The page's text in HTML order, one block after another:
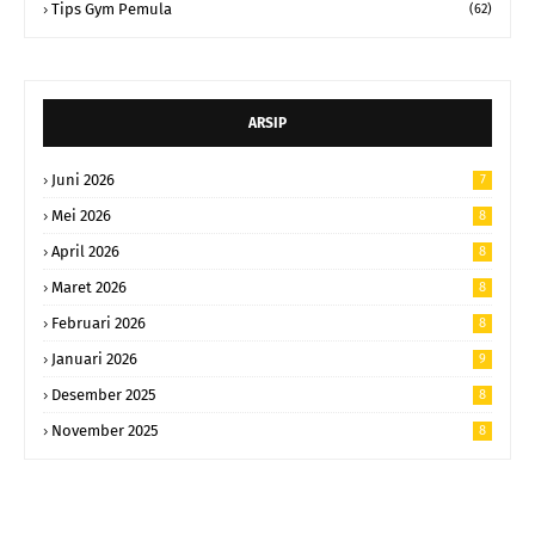
Tips Gym Pemula (62)
ARSIP
Juni 2026 7
Mei 2026 8
April 2026 8
Maret 2026 8
Februari 2026 8
Januari 2026 9
Desember 2025 8
November 2025 8